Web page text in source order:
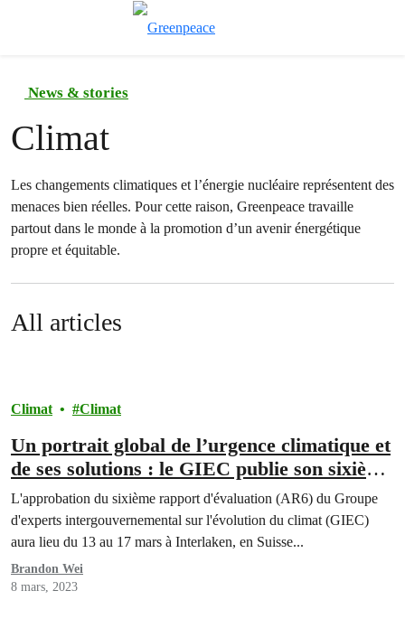
News & stories
Climat
Les changements climatiques et l’énergie nucléaire représentent des
menaces bien réelles. Pour cette raison, Greenpeace travaille
partout dans le monde à la promotion d’un avenir énergétique
propre et équitable.
All articles
Climat Climat
Un portrait global de l’urgence climatique et
de ses solutions : le GIEC publie son sixième
rapport d’évaluation dans son intégralité
L'approbation du sixième rapport d'évaluation (AR6) du Groupe
d'experts intergouvernemental sur l'évolution du climat (GIEC)
aura lieu du 13 au 17 mars à Interlaken, en Suisse...
Brandon Wei
8 mars, 2023